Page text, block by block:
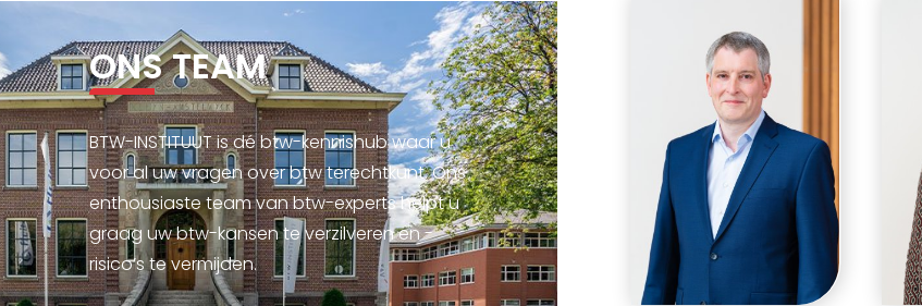
ONS TEAM
BTW-INSTITUUT is dé btw-kennishub waar u
voor al uw vragen over btw terechtkunt. Ons
enthousiaste team van btw-experts helpt u
graag uw btw-kansen te verzilveren en -
risico’s te vermijden.